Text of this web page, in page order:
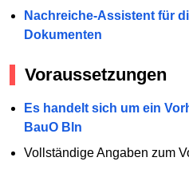
Nachreiche-Assistent für
Dokumenten
Voraussetzungen
Es handelt sich um ein
BauO Bln
Vollständige Angaben zum